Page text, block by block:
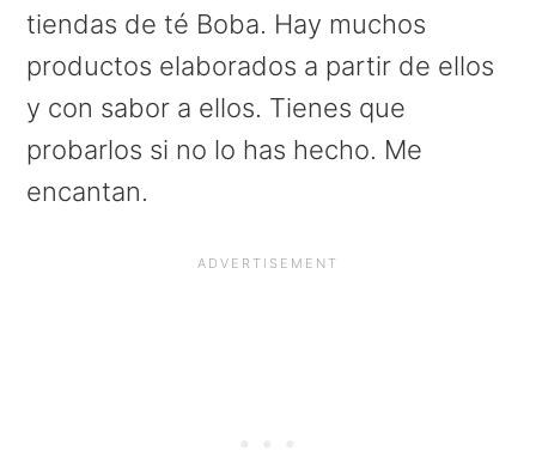
tiendas de té Boba. Hay muchos
productos elaborados a partir de ellos
y con sabor a ellos. Tienes que
probarlos si no lo has hecho. Me
encantan.